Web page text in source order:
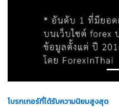
โบรกเกอร์ที่ได้รับความนิยมสูงสุด